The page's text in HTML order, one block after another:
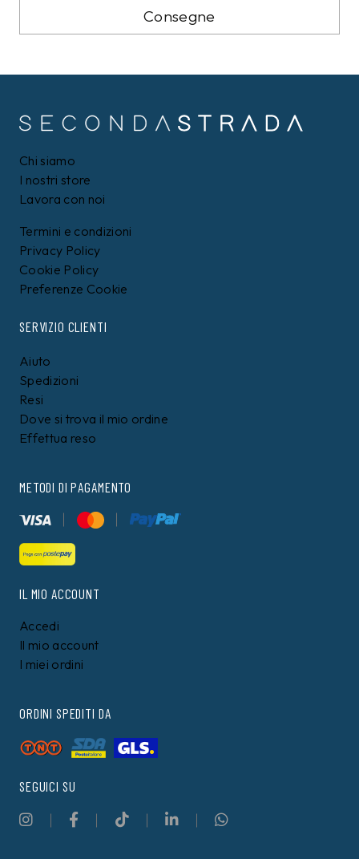
Consegne
Chi siamo
I nostri store
Lavora con noi
Termini e condizioni
Privacy Policy
Cookie Policy
Preferenze Cookie
SERVIZIO CLIENTI
Aiuto
Spedizioni
Resi
Dove si trova il mio ordine
Effettua reso
METODI DI PAGAMENTO
IL MIO ACCOUNT
Accedi
Il mio account
I miei ordini
ORDINI SPEDITI DA
SEGUICI SU